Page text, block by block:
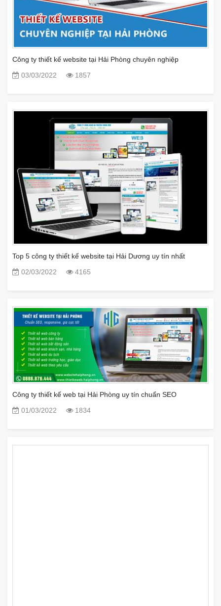
Công ty thiết kế website tại Hải Phòng chuyên nghiệp
03/03/2022
1857
Top 5 công ty thiết kế website tại Hải Dương uy tín nhất
02/03/2022
4165
Công ty thiết kế web tại Hải Phòng uy tín chuẩn SEO
01/03/2022
1834